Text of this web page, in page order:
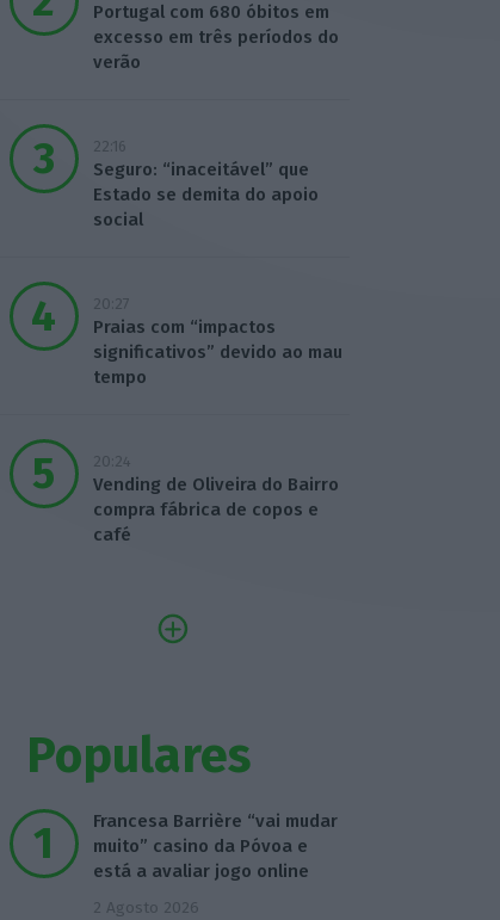
Portugal com 680 óbitos em
excesso em três períodos do
verão
22:16
Seguro: “inaceitável” que
Estado se demita do apoio
social
20:27
Praias com “impactos
significativos” devido ao mau
tempo
20:24
Vending de Oliveira do Bairro
compra fábrica de copos e
café
Populares
Francesa Barrière “vai mudar
muito” casino da Póvoa e
está a avaliar jogo online
2 Agosto 2026